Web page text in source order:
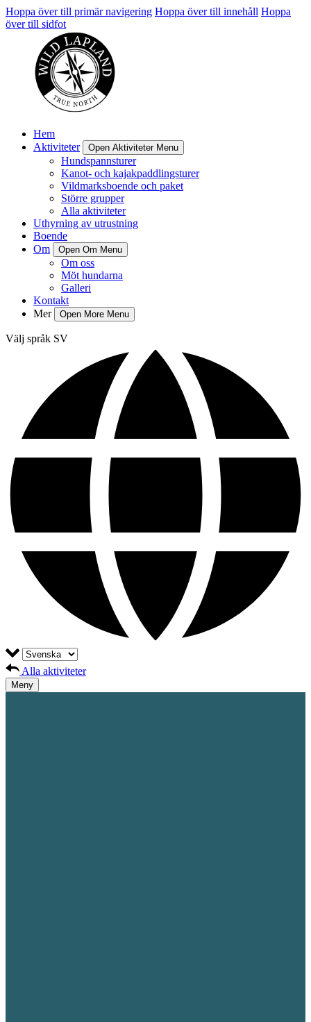
Hoppa över till primär navigering Hoppa över till innehåll Hoppa
över till sidfot
Hem
Aktiviteter
Open Aktiviteter Menu
Hundspannsturer
Kanot- och kajakpaddlingsturer
Vildmarksboende och paket
Större grupper
Alla aktiviteter
Uthyrning av utrustning
Boende
Om
Open Om Menu
Om oss
Möt hundarna
Galleri
Kontakt
Mer
Open More Menu
Välj språk SV
Alla aktiviteter
Meny